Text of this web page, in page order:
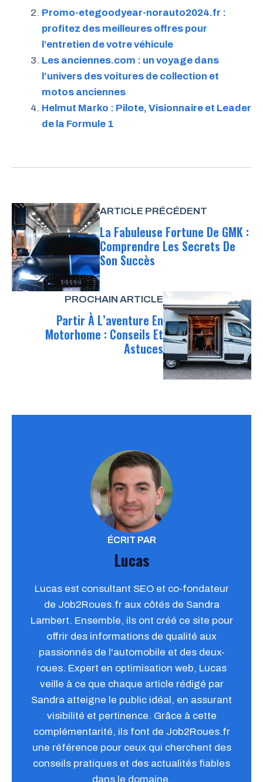
Promo-etegoodyear-norauto2024.fr :
profitez des meilleures offres pour
l’entretien de votre véhicule
Les anciennes.com : un voyage dans
l’univers des voitures de collection et
motos anciennes
Helmut Marko : Pilote, Visionnaire et Leader
de la Formule 1
ARTICLE PRÉCÉDENT
La Fabuleuse Fortune De GMK :
Comprendre Les Secrets De
Son Succès
PROCHAIN ARTICLE
Partir À L’aventure En
Motorhome : Conseils Et
Astuces
ÉCRIT PAR
Lucas
Lucas est consultant SEO et co-fondateur
de Job2Roues.fr aux côtés de Sandra
Lambert. Ensemble, ils ont créé ce site pour
offrir des informations de qualité aux
passionnés de l'automobile et des deux-
roues. Expert en optimisation web, Lucas
veille à ce que chaque article rédigé par
Sandra atteigne le public idéal, en assurant
visibilité et pertinence. Grâce à cette
complémentarité, ils font de Job2Roues.fr
une référence pour ceux qui cherchent des
conseils pratiques et des actualités fiables
dans le domaine.